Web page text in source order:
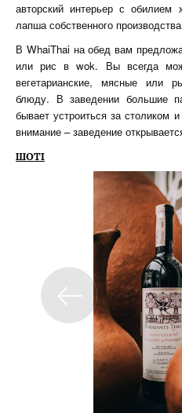
авторский интерьер с обилием
лапша собственного
В WhaiThai на обед вам
или рис в wok. Вы всегда
вегетарианские, мясные или
блюду. В заведении большие
бывает устроиться за столиком
внимание – заведение
ШОТІ